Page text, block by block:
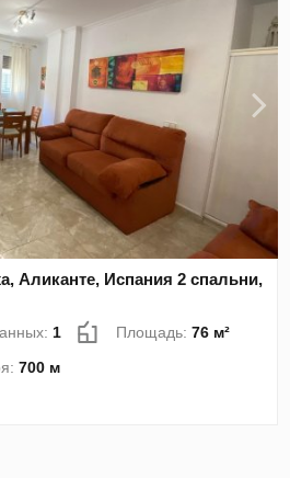
Аликанте, Испания 2 спальни,
1 Площадь:76 м²
700 м